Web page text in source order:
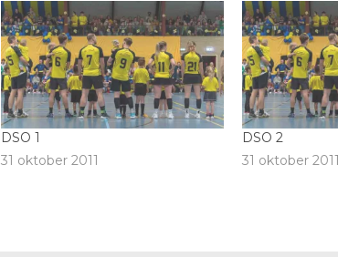
DSO 1
31 oktober 2011
DSO 2
31 oktober 2011